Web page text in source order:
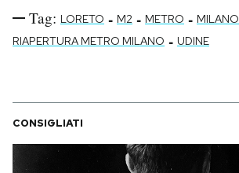
Tag: LORETO - M2 - METRO - MILANO
RIAPERTURA METRO MILANO - UDINE
CONSIGLIATI